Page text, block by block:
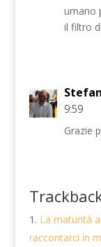
umano
il filtro
9:59
Grazie
La maturità
raccontarci in